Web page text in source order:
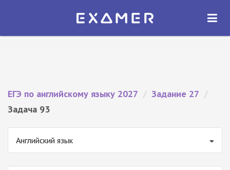
Экзамер — ЕГЭ 2027
ОТКРЫТЬ
ЕГЭ по английскому языку 2027 / Задание 27 /
Задача 93
Английский язык